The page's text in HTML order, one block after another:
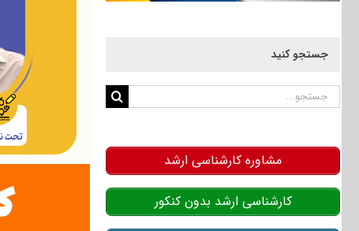
جستجو کنید
جستجو
مشاوره کارشناسی ارشد
کارشناسی ارشد بدون کنکور